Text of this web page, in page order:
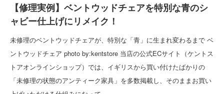
【修理実例】ベントウッドチェアを特別な青のシ
ャビー仕上げにリメイク！
未修理のベントウッドチェアが、特別な「青」に生まれ変わるまで ベ
ントウッドチェア photo by:kentstore 当店の公式ECサイト（ケントス
トアオンラインショップ）では、イギリスから買い付けたばかりの
「未修理の状態のアンティーク家具」を多数掲載し、そのままお買い